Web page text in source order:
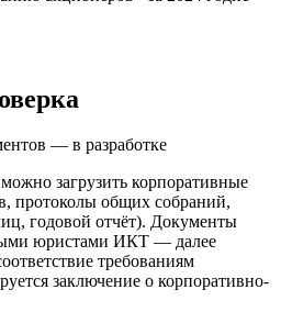
— в разработке
загрузить корпоративные
протоколы общих собраний,
годовой отчёт). Документы
юристами ИКТ — далее
требованиям
заключение о корпоративно-